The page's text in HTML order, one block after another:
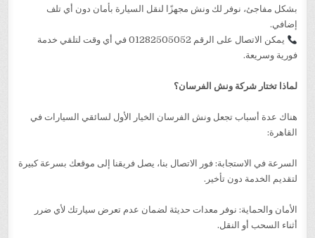
بشكل مفاجئ، نوفر لك ونش مجهزًا لنقل السيارة بأمان دون أي تلف
إضافي.
يمكن الاتصال على الرقم 01282505052 في أي وقت لتلقي خدمة
فورية وسريعة.
لماذا تختار شركة ونش الفرسان؟
هناك عدة أسباب تجعل ونش الفرسان الخيار الأول لسائقي السيارات في
القاهرة:
السرعة في الاستجابة: فور الاتصال بنا، يصل فريقنا إلى موقعك بسرعة كبيرة
لتقديم الخدمة دون تأخير.
الأمان والحماية: نوفر معدات حديثة لضمان عدم تعرض سيارتك لأي ضرر
أثناء السحب أو النقل.